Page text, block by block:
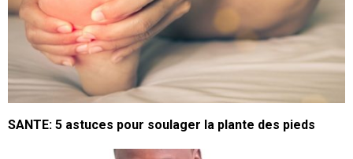
SANTE: 5 astuces pour soulager la plante des pieds